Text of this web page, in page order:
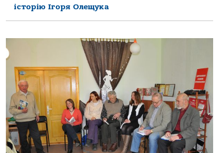
історію Ігоря Олещука